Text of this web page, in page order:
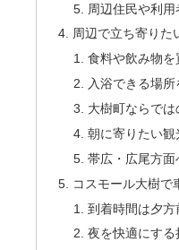
周辺住民や利
周辺で立ち寄りた
食料や飲み物
入浴できる場
大樹町ならで
朝に寄りたい観
帯広・広尾方
コスモール大樹で
到着時間は夕
夜を快適にする